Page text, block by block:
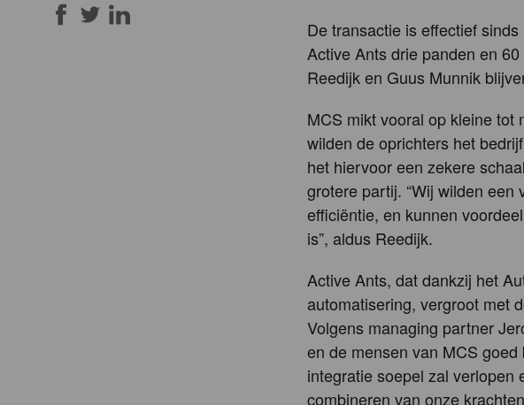
De transactie is effectief
Active Ants drie panden en
Reedijk en Guus Munnik
MCS mikt vooral op kleine tot
wilden de oprichters het
het hiervoor een zekere
grotere partij. “Wij wilden
efficiëntie, en kunnen
is”, aldus Reedijk.
Active Ants, dat dankzij het
automatisering, vergroot met
Volgens managing partner
en de mensen van MCS
integratie soepel zal verlopen
combineren van onze